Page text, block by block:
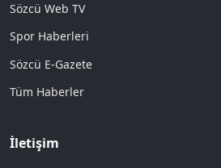
Sözcü Web TV
Spor Haberleri
Sözcü E-Gazete
Tüm Haberler
İletişim